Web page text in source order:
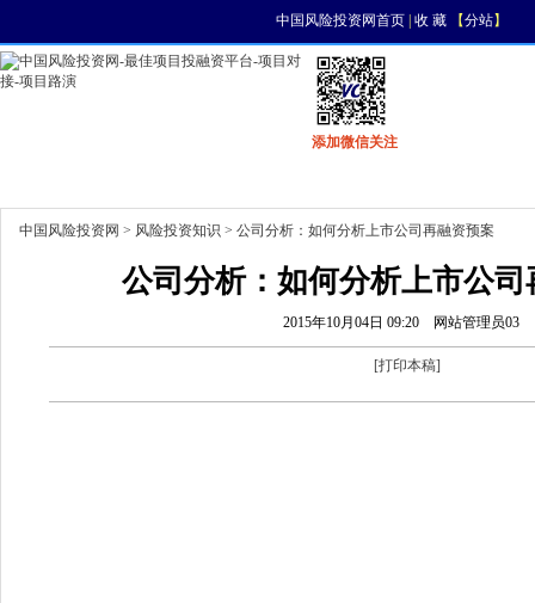
中国风险投资网首页| 收 藏【分站】
添加微信关注
中国风险投资网 > 风险投资知识 > 公司分析：如何分析上市公司再融资预案
公司分析：如何分析上市公
2015年10月04日 09:20 网站管理员03
[打印本稿]